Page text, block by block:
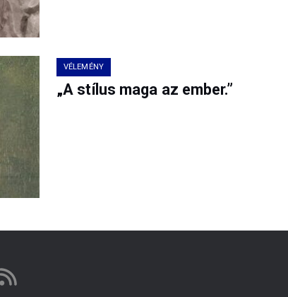
VÉLEMÉNY
„A stílus maga az ember.”